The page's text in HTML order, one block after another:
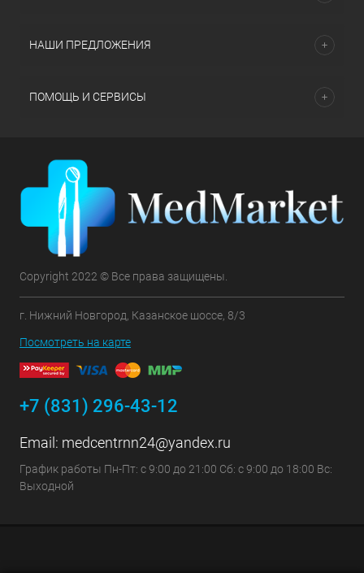
НАШИ ПРЕДЛОЖЕНИЯ
ПОМОЩЬ И СЕРВИСЫ
Copyright 2022 © Все права защищены.
г. Нижний Новгород, Казанское шоссе, 8/3
Посмотреть на карте
+7 (831) 296-43-12
Email: medcentrnn24@yandex.ru
График работы Пн-Пт: с 9:00 до 21:00 Сб: с 9:00 до 18:00 Вс:
Выходной